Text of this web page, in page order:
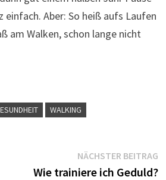
einfach. Aber: So heiß aufs Laufen
am Walken, schon lange nicht
WALKING
NÄCHSTER BEITRAG
Wie trainiere ich Geduld?